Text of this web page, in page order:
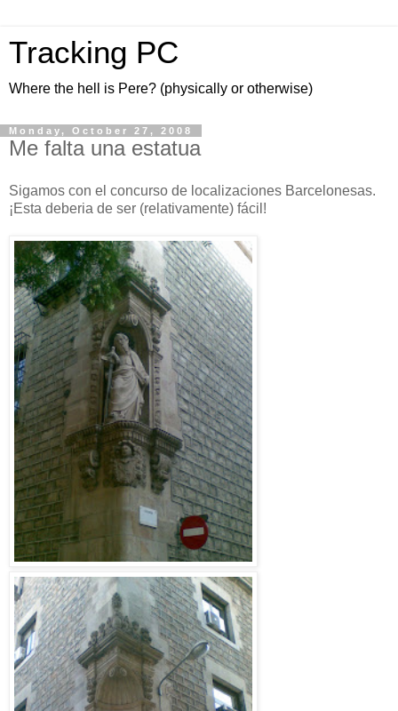
Tracking PC
Where the hell is Pere? (physically or otherwise)
Monday, October 27, 2008
Me falta una estatua
Sigamos con el concurso de localizaciones Barcelonesas.
¡Esta deberia de ser (relativamente) fácil!